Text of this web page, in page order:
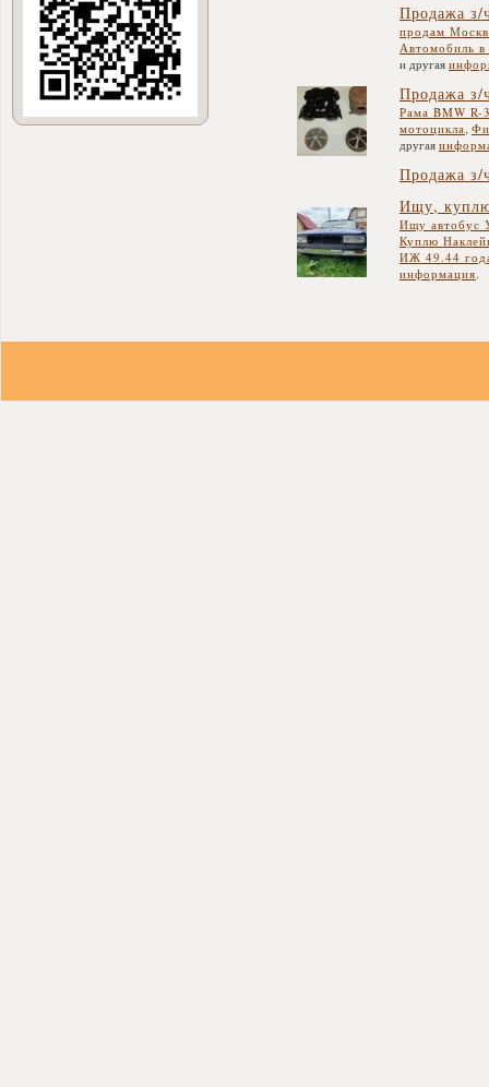
Продажа
продам
Автомобиль
и другая
Продажа
Рама BMW R-
мотоцикла
другая
Продажа
Ищу,
Ищу автобус
Куплю
ИЖ 49.44
информация